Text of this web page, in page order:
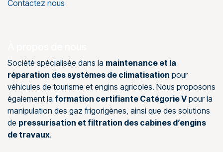
Contactez nous
Société spécialisée dans la maintenance et la
réparation des systèmes de climatisation pour
véhicules de tourisme et engins agricoles. Nous proposons
également la formation certifiante Catégorie Vpour la
manipulation des gaz frigorigènes, ainsi que des solutions
de pressurisation et filtration des cabines d’engins
de travaux.